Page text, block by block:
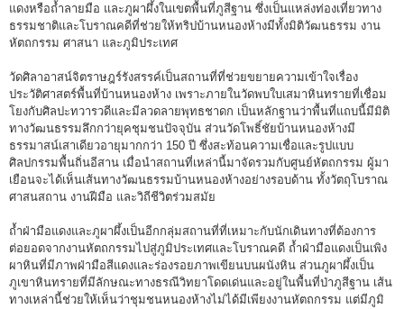
แดงหรือถ้ำลายมือ และภูผาผึ้งในเขตพื้นที่ภูสีฐาน ซึ่งเป็นแหล่งท่องเที่ยวทาง
ธรรมชาติและโบราณคดีที่ช่วยให้ทริปบ้านหนองห้างมีทั้งมิติวัฒนธรรม งาน
หัตถกรรม ศาสนา และภูมิประเทศ
วัดศิลาอาสน์จิตราษฎร์รังสรรค์เป็นสถานที่ที่ช่วยขยายความเข้าใจเรื่อง
ประวัติศาสตร์พื้นที่บ้านหนองห้าง เพราะภายในวัดพบใบเสมาหินทรายที่เชื่อม
โยงกับศิลปะทวารวดีและมีลวดลายพุทธชาดก เป็นหลักฐานว่าพื้นที่แถบนี้มีมิติ
ทางวัฒนธรรมลึกกว่ายุคชุมชนปัจจุบัน ส่วนวัดโพธิ์ชัยบ้านหนองห้างมี
ธรรมาสน์เสาเดียวอายุมากกว่า 150 ปี ซึ่งสะท้อนความเชื่อและรูปแบบ
ศิลปกรรมพื้นถิ่นอีสาน เมื่อนำสถานที่เหล่านี้มาจัดรวมกับศูนย์หัตถกรรม ผู้มา
เยือนจะได้เห็นเส้นทางวัฒนธรรมบ้านหนองห้างอย่างรอบด้าน ทั้งวัตถุโบราณ
ศาสนสถาน งานฝีมือ และวิถีชีวิตร่วมสมัย
ถ้ำฝ่ามือแดงและภูผาผึ้งเป็นอีกกลุ่มสถานที่ที่เหมาะกับนักเดินทางที่ต้องการ
ต่อยอดจากงานหัตถกรรมไปสู่ภูมิประเทศและโบราณคดี ถ้ำฝ่ามือแดงเป็นเพิง
ผาหินที่มีภาพฝ่ามือสีแดงและร่องรอยภาพเขียนบนผนังหิน ส่วนภูผาผึ้งเป็น
ภูเขาหินทรายที่มีลักษณะทางธรณีวิทยาโดดเด่นและอยู่ในพื้นที่ป่าภูสีฐาน เส้น
ทางเหล่านี้ช่วยให้เห็นว่าชุมชนหนองห้างไม่ได้มีเพียงงานหัตถกรรม แต่มีภูมิ